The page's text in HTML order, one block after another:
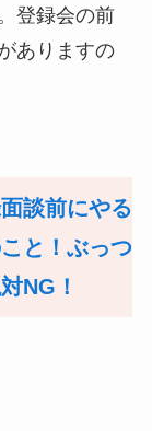
登録会の前
ありますの
談前にやる
と！ぶっつ
NG！